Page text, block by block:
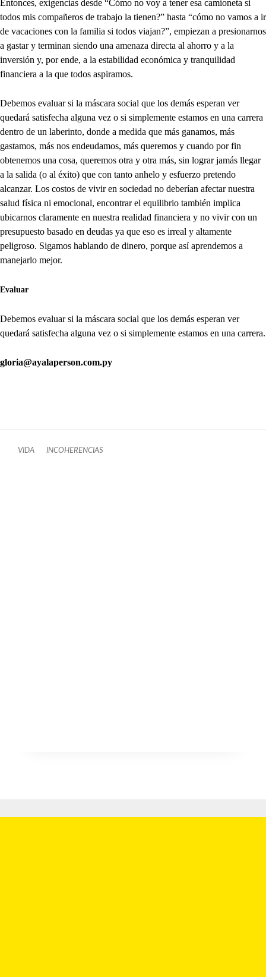
Entonces, exigencias desde “Cómo no voy a tener esa camioneta si
todos mis compañeros de trabajo la tienen?” hasta “cómo no vamos a ir
de vacaciones con la familia si todos viajan?”, empiezan a presionarnos
a gastar y terminan siendo una amenaza directa al ahorro y a la
inversión y, por ende, a la estabilidad económica y tranquilidad
financiera a la que todos aspiramos.
Debemos evaluar si la máscara social que los demás esperan ver
quedará satisfecha alguna vez o si simplemente estamos en una carrera
dentro de un laberinto, donde a medida que más ganamos, más
gastamos, más nos endeudamos, más queremos y cuando por fin
obtenemos una cosa, queremos otra y otra más, sin lograr jamás llegar
a la salida (o al éxito) que con tanto anhelo y esfuerzo pretendo
alcanzar. Los costos de vivir en sociedad no deberían afectar nuestra
salud física ni emocional, encontrar el equilibrio también implica
ubicarnos claramente en nuestra realidad financiera y no vivir con un
presupuesto basado en deudas ya que eso es irreal y altamente
peligroso. Sigamos hablando de dinero, porque así aprendemos a
manejarlo mejor.
Evaluar
Debemos evaluar si la máscara social que los demás esperan ver
quedará satisfecha alguna vez o si simplemente estamos en una carrera.
gloria@ayalaperson.com.py
VIDA INCOHERENCIAS